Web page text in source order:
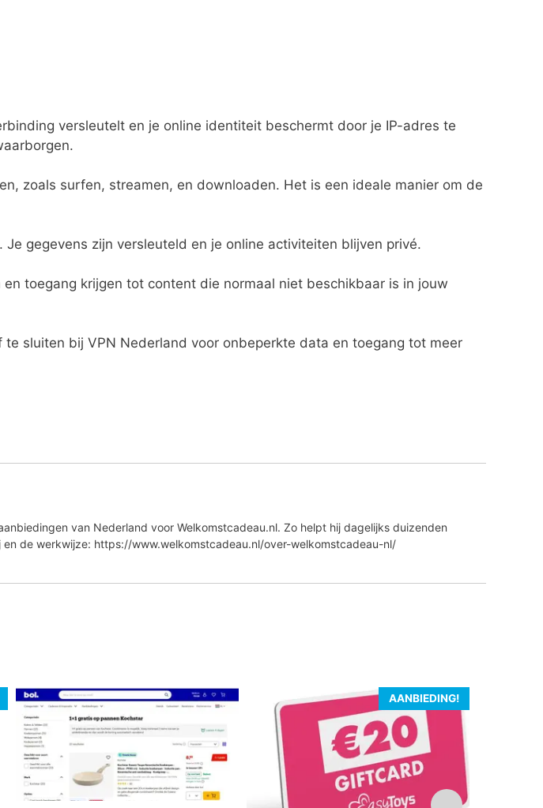
versleutelt en je online identiteit beschermt door je IP-adres te
zoals surfen, streamen, en downloaden. Het is een ideale manier om de
gegevens zijn versleuteld en je online activiteiten blijven privé.
toegang krijgen tot content die normaal niet beschikbaar is in jouw
sluiten bij VPN Nederland voor onbeperkte data en toegang tot meer
van Nederland voor Welkomstcadeau.nl. Zo helpt hij dagelijks duizenden
de werkwijze: https://www.welkomstcadeau.nl/over-welkomstcadeau-nl/
AANBIEDING!